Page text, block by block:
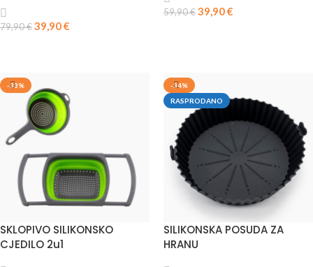
79,90€39,90€
59,90€39,90€
-33%
SKLOPIVO SILIKONSKO
CJEDILO 2u1
-34%
RASPRODANO
SILIKONSKA POSUDA ZA
HRANU